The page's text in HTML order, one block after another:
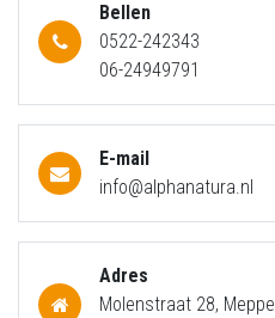
Bellen
0522-242343
06-24949791
E-mail
info@alphanatura.nl
Adres
Molenstraat 28, Meppel